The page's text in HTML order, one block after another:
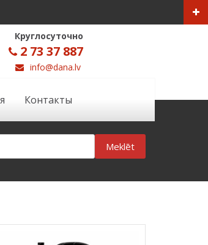
Круглосуточно
2 73 37 887
info@dana.lv
Контакты
Meklēt